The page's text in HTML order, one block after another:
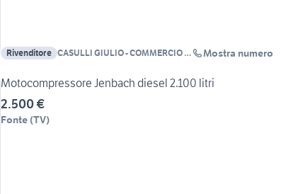
Rivenditore CASULLI GIULIO - COMMERCIO E
Mostra numero
Motocompressore Jenbach diesel 2.100 litri
2.500 €
Fonte (TV)